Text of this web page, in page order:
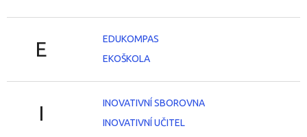
E
EDUKOMPAS
EKOŠKOLA
I
INOVATIVNÍ SBOROVNA
INOVATIVNÍ UČITEL